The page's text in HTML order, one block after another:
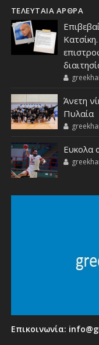
ΤΕΛΕΥΤΑΙΑ ΑΡΘΡΑ
Άνετη
Πυλαία
Ευκολα
Επικοινωνία: